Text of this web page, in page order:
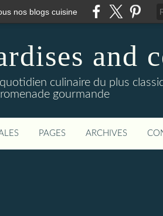
nos blogs cuisine
and
culinaire du plus
gourmande
PAGES ARCHIVES